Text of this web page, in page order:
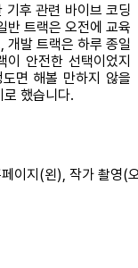
기후 관련 바이브 코딩
반 트랙은 오전에 교육
개발 트랙은 하루 종일
이 안전한 선택이었지
면 해볼 만하지 않을
했습니다.
이지(왼), 작가 촬영(